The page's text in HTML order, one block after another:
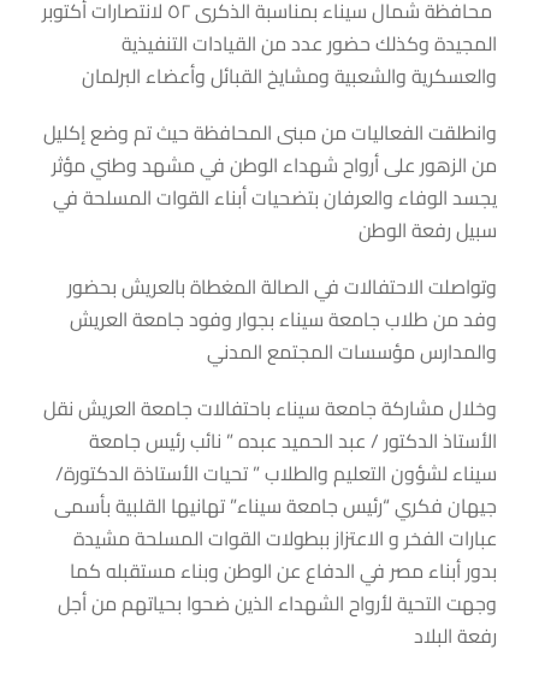
محافظة شمال سيناء بمناسبة الذكرى ٥٢ لانتصارات أكتوبر
المجيدة وكذلك حضور عدد من القيادات التنفيذية
والعسكرية والشعبية ومشايخ القبائل وأعضاء البرلمان
وانطلقت الفعاليات من مبنى المحافظة حيث تم وضع إكليل
من الزهور على أرواح شهداء الوطن في مشهد وطني مؤثر
يجسد الوفاء والعرفان بتضحيات أبناء القوات المسلحة في
سبيل رفعة الوطن
وتواصلت الاحتفالات في الصالة المغطاة بالعريش بحضور
وفد من طلاب جامعة سيناء بجوار وفود جامعة العريش
والمدارس مؤسسات المجتمع المدني
وخلال مشاركة جامعة سيناء باحتفالات جامعة العريش نقل
الأستاذ الدكتور / عبد الحميد عبده ” نائب رئيس جامعة
سيناء لشؤون التعليم والطلاب ” تحيات الأستاذة الدكتورة/
جيهان فكري “رئيس جامعة سيناء” تهانيها القلبية بأسمى
عبارات الفخر و الاعتزاز ببطولات القوات المسلحة مشيدة
بدور أبناء مصر في الدفاع عن الوطن وبناء مستقبله كما
وجهت التحية لأرواح الشهداء الذين ضحوا بحياتهم من أجل
رفعة البلاد